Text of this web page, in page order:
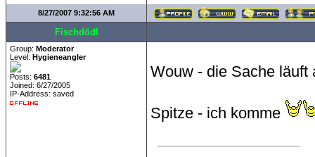
8/27/2007 9:32:56 AM
Fischdödl
Group: Moderator
Level: Hygieneangler
Posts: 6481
Joined: 6/27/2005
IP-Address: saved
Wouw - die Sache
Spitze - ich komme